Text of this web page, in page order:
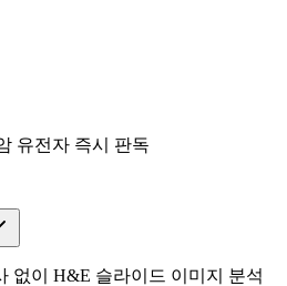
유전자 즉시 판독
없이 H&E 슬라이드 이미지 분석